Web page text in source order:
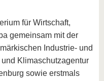
für Wirtschaft,
gemeinsam mit der
Industrie- und
Klimaschutzagentur
sowie erstmals